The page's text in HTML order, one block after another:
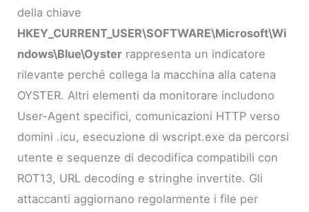
della chiave
HKEY_CURRENT_USER\SOFTWARE\Microsoft\Wi
ndows\Blue\Oyster rappresenta un indicatore
rilevante perché collega la macchina alla catena
OYSTER. Altri elementi da monitorare includono
User-Agent specifici, comunicazioni HTTP verso
domini .icu, esecuzione di wscript.exe da percorsi
utente e sequenze di decodifica compatibili con
ROT13, URL decoding e stringhe invertite. Gli
attaccanti aggiornano regolarmente i file per